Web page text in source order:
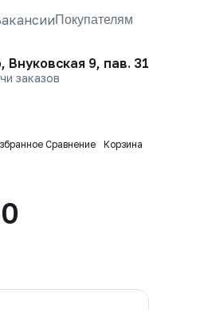
Покупателям
Внуковская 9, пав. 31
заказов
Сравнение Корзина